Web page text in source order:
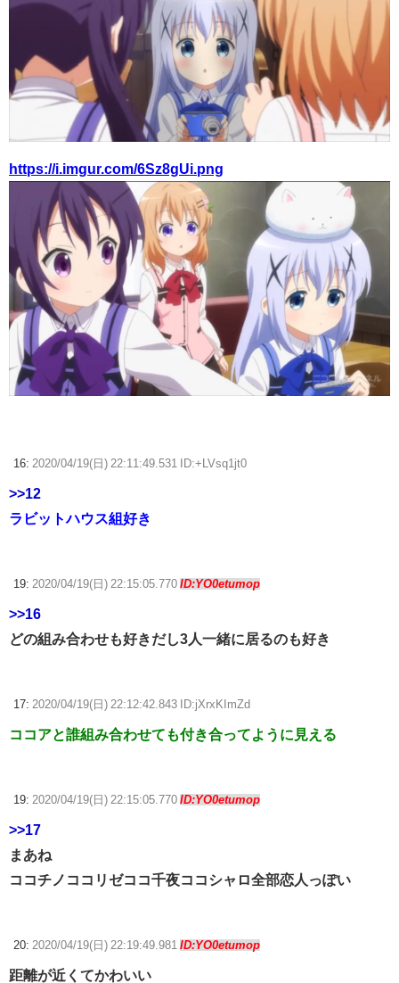
https://i.imgur.com/6Sz8gUi.png
16: 2020/04/19(日) 22:11:49.531 ID:+LVsq1jt0
>>12
ラビットハウス組好き
19: 2020/04/19(日) 22:15:05.770 ID:YO0etumop
>>16
どの組み合わせも好きだし3人一緒に居るのも好き
17: 2020/04/19(日) 22:12:42.843 ID:jXrxKImZd
ココアと誰組み合わせても付き合ってように見える
19: 2020/04/19(日) 22:15:05.770 ID:YO0etumop
>>17
まあね
ココチノココリゼココ千夜ココシャロ全部恋人っぽい
20: 2020/04/19(日) 22:19:49.981 ID:YO0etumop
距離が近くてかわいい